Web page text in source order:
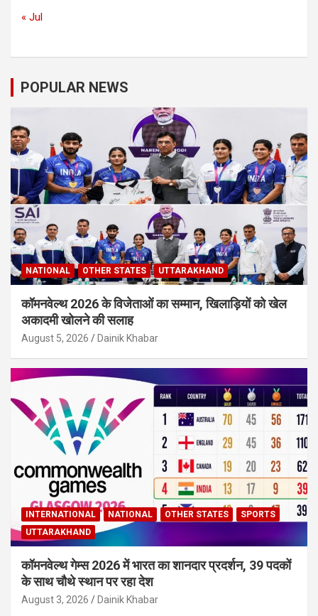
« Jul
POPULAR NEWS
NATIONAL OTHER STATES UTTARAKHAND
कॉमनवेल्थ 2026 के विजेताओं का सम्मान, खिलाड़ियों को खेल
अकादमी खोलने की सलाह
August 5, 2026 Dainik Khabar
INTERNATIONAL NATIONAL OTHER STATES
SPORTS
UTTARAKHAND
कॉमनवेल्थ गेम्स 2026 में भारत का शानदार प्रदर्शन, 39 पदकों
के साथ चौथे स्थान पर रहा देश
August 3, 2026 Dainik Khabar